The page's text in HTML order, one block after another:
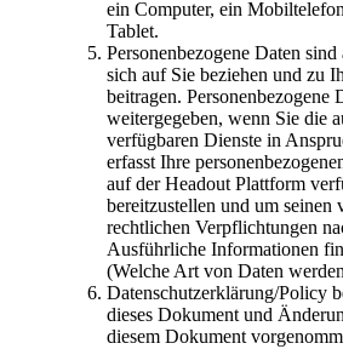
ein Computer, ein
Tablet.
Personenbezogene Daten
sich auf Sie beziehen und zu
beitragen. Personenbezogene
weitergegeben, wenn Sie die
verfügbaren Dienste in
erfasst Ihre
auf der Headout Plattform
bereitzustellen und um seinen
rechtlichen Verpflichtungen
Ausführliche Informationen
(Welche Art von Daten
Datenschutzerklärung/Policy
dieses Dokument und
diesem Dokument